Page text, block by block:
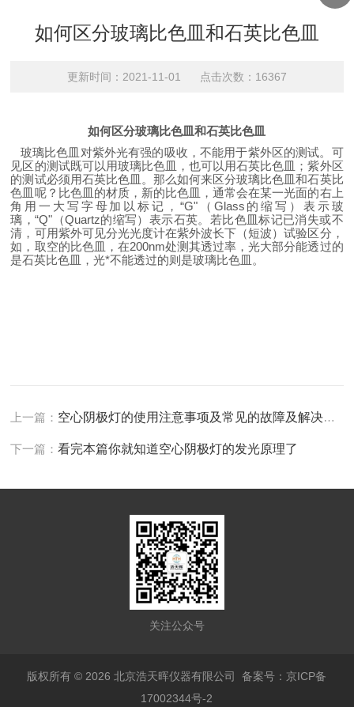
如何区分玻璃比色皿和石英比色皿
更新时间：2021-11-01 点击次数：16367
如何区分玻璃比色皿和石英比色皿
玻璃比色皿对紫外光有强的吸收，不能用于紫外区的测试。可
见区的测试既可以用玻璃比色皿，也可以用石英比色皿；紫外区
的测试必须用石英比色皿。那么如何来区分玻璃比色皿和石英比
色皿呢？比色皿的材质，新的比色皿，通常会在某一光面的右上
角用一大写字母加以标记， “G"（ Glass 的缩写）表示玻
璃，“Q" （Quartz的缩写）表示石英。若比色皿标记已消失或不
清，可用紫外可见分光光度计在紫外波长下（短波）试验区分，
如，取空的比色皿，在200nm处测其透过率，光大部分能透过的
是石英比色皿，光*不能透过的则是玻璃比色皿。
上一篇： 空心阴极灯的使用注意事项及常见的故障及解决方法
下一篇：看完本篇你就知道空心阴极灯的发光原理了
关注公众号
版权所有 © 2026 北京浩天晖仪器有限公司备案号：京ICP备
17002344号-2